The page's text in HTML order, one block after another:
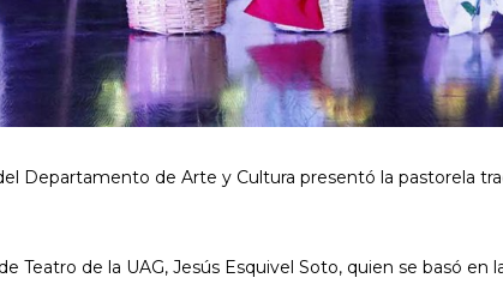
Departamento de Arte y Cultura presentó la pastorela
Teatro de la UAG, Jesús Esquivel Soto, quien se basó en